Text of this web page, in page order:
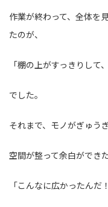
作業が終わって、全体を
たのが、
「棚の上がすっきりして
でした。
それまで、モノがぎゅう
空間が整って余白ができ
「こんなに広かったんだ！